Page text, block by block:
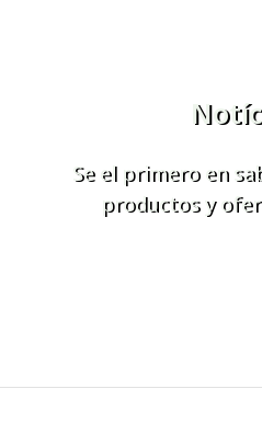
Se el primero en
productos y